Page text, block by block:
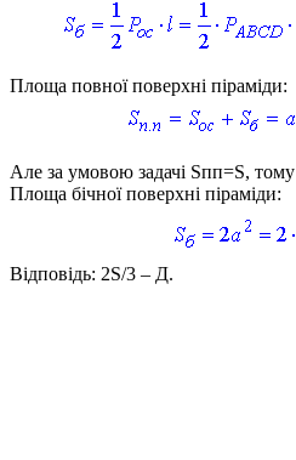
Площа повної поверхні піраміди:
Але за умовою задачі Sпп=S, тому
Площа бічної поверхні піраміди:
Відповідь: 2S/3 – Д.